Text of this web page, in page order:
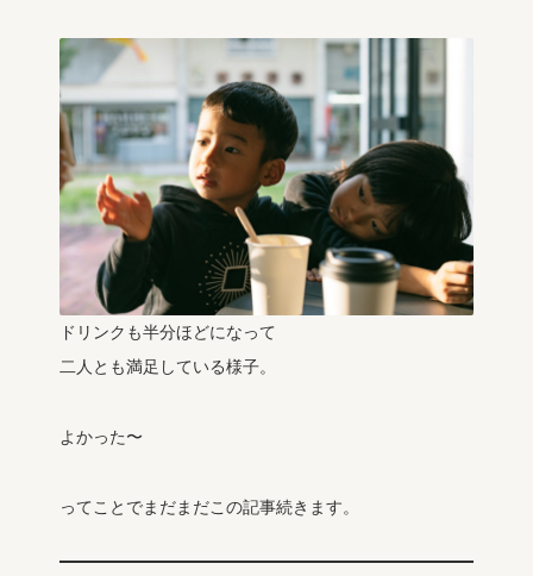
ドリンクも半分ほどになって
二人とも満足している様子。
よかった〜
ってことでまだまだこの記事続きます。